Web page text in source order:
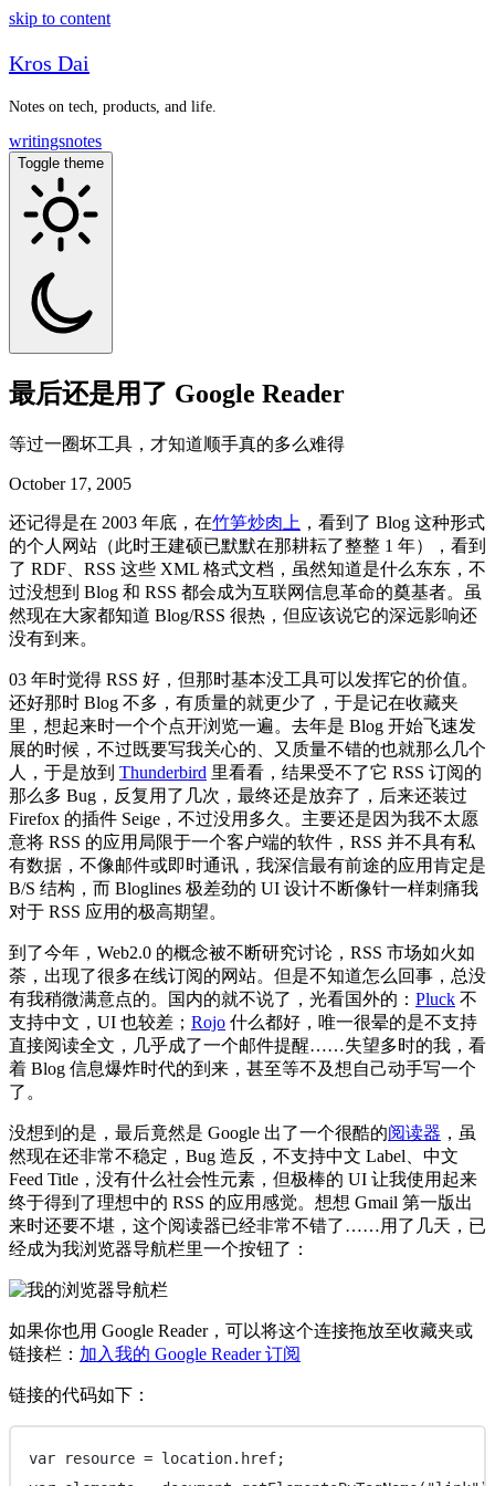
skip to content
Kros Dai
Notes on tech, products, and life.
writingsnotes
Toggle theme
最后还是用了 Google Reader
等过一圈坏工具，才知道顺手真的多么难得
October 17, 2005
还记得是在 2003 年底，在竹笋炒肉上 ，看到了 Blog 这种形式
的个人网站（此时王建硕已默默在那耕耘了整整 1 年），看到
了 RDF、RSS 这些 XML 格式文档，虽然知道是什么东东，不
过没想到 Blog 和 RSS 都会成为互联网信息革命的奠基者。虽
然现在大家都知道 Blog/RSS 很热，但应该说它的深远影响还
没有到来。
03 年时觉得 RSS 好，但那时基本没工具可以发挥它的价值。
还好那时 Blog 不多，有质量的就更少了，于是记在收藏夹
里，想起来时一个个点开浏览一遍。去年是 Blog 开始飞速发
展的时候，不过既要写我关心的、又质量不错的也就那么几个
人，于是放到 Thunderbird 里看看，结果受不了它 RSS 订阅的
那么多 Bug，反复用了几次，最终还是放弃了，后来还装过
Firefox 的插件 Seige，不过没用多久。主要还是因为我不太愿
意将 RSS 的应用局限于一个客户端的软件，RSS 并不具有私
有数据，不像邮件或即时通讯，我深信最有前途的应用肯定是
B/S 结构，而 Bloglines 极差劲的 UI 设计不断像针一样刺痛我
对于 RSS 应用的极高期望。
到了今年，Web2.0 的概念被不断研究讨论，RSS 市场如火如
荼，出现了很多在线订阅的网站。但是不知道怎么回事，总没
有我稍微满意点的。国内的就不说了，光看国外的： Pluck 不
支持中文，UI 也较差； Rojo 什么都好，唯一很晕的是不支持
直接阅读全文，几乎成了一个邮件提醒……失望多时的我，看
着 Blog 信息爆炸时代的到来，甚至等不及想自己动手写一个
了。
没想到的是，最后竟然是 Google 出了一个很酷的阅读器 ，虽
然现在还非常不稳定，Bug 造反，不支持中文 Label、中文
Feed Title，没有什么社会性元素，但极棒的 UI 让我使用起来
终于得到了理想中的 RSS 的应用感觉。想想 Gmail 第一版出
来时还要不堪，这个阅读器已经非常不错了……用了几天，已
经成为我浏览器导航栏里一个按钮了：
如果你也用 Google Reader，可以将这个连接拖放至收藏夹或
链接栏： 加入我的 Google Reader 订阅
链接的代码如下：
var resource = location.href;